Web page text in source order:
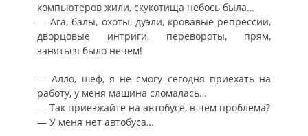
компьютеров жили, скукотища небось была…
— Ага, балы, охоты, дуэли, кровавые репрессии,
дворцовые интриги, перевороты, прям,
заняться было нечем!
— Алло, шеф, я не смогу сегодня приехать на
работу, у меня машина сломалась…
— Так приезжайте на автобусе, в чём проблема?
— У меня нет автобуса…